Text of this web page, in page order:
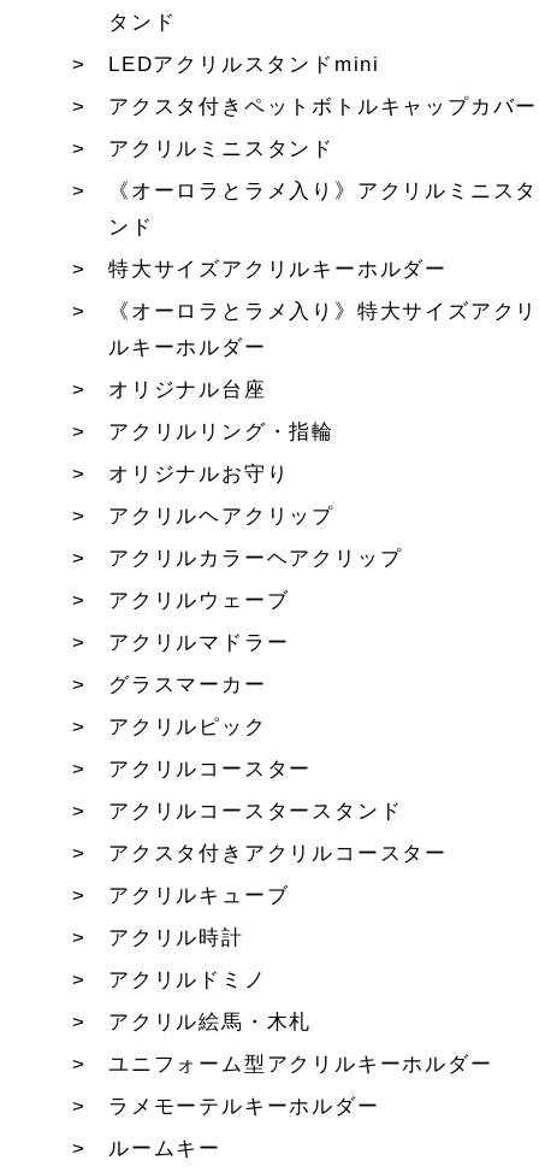
タンド
LEDアクリルスタンドmini
アクスタ付きペットボトルキャップカバー
アクリルミニスタンド
《オーロラとラメ入り》アクリルミニスタ
ンド
特大サイズアクリルキーホルダー
《オーロラとラメ入り》特大サイズアクリ
ルキーホルダー
オリジナル台座
アクリルリング・指輪
オリジナルお守り
アクリルヘアクリップ
アクリルカラーヘアクリップ
アクリルウェーブ
アクリルマドラー
グラスマーカー
アクリルピック
アクリルコースター
アクリルコースタースタンド
アクスタ付きアクリルコースター
アクリルキューブ
アクリル時計
アクリルドミノ
アクリル絵馬・木札
ユニフォーム型アクリルキーホルダー
ラメモーテルキーホルダー
ルームキー